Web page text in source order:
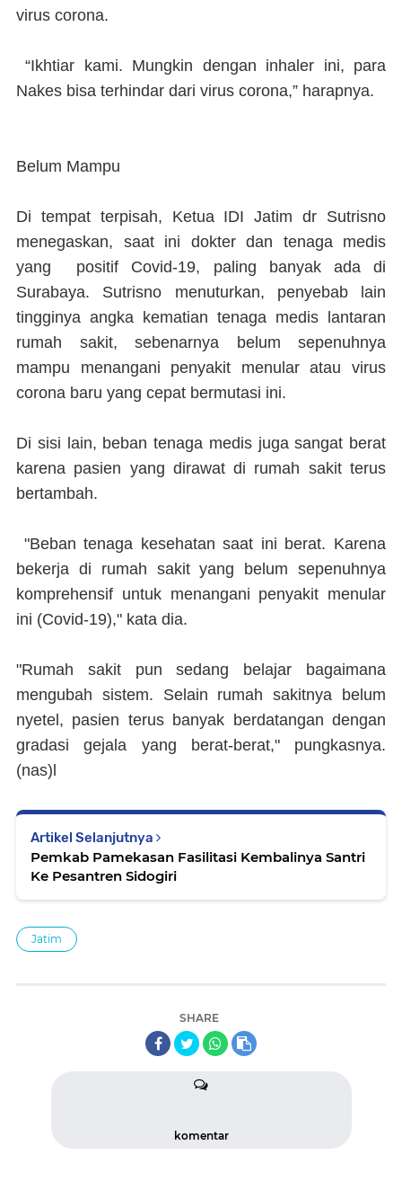
virus corona.
“Ikhtiar kami. Mungkin dengan inhaler ini, para
Nakes bisa terhindar dari virus corona,” harapnya.
Belum Mampu
Di tempat terpisah, Ketua IDI Jatim dr Sutrisno
menegaskan, saat ini dokter dan tenaga medis
yang positif Covid-19, paling banyak ada di
Surabaya. Sutrisno menuturkan, penyebab lain
tingginya angka kematian tenaga medis lantaran
rumah sakit, sebenarnya belum sepenuhnya
mampu menangani penyakit menular atau virus
corona baru yang cepat bermutasi ini.
Di sisi lain, beban tenaga medis juga sangat berat
karena pasien yang dirawat di rumah sakit terus
bertambah.
"Beban tenaga kesehatan saat ini berat. Karena
bekerja di rumah sakit yang belum sepenuhnya
komprehensif untuk menangani penyakit menular
ini (Covid-19)," kata dia.
"Rumah sakit pun sedang belajar bagaimana
mengubah sistem. Selain rumah sakitnya belum
nyetel, pasien terus banyak berdatangan dengan
gradasi gejala yang berat-berat," pungkasnya.
(nas)l
Artikel Selanjutnya
Pemkab Pamekasan Fasilitasi Kembalinya Santri
Ke Pesantren Sidogiri
Jatim
SHARE
komentar